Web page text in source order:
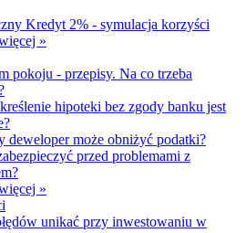
Kredyt 2% - symulacja korzyści
»
pokoju - przepisy. Na co trzeba
hipoteki bez zgody banku jest
deweloper może obniżyć podatki?
przed problemami z
»
unikać przy inwestowaniu w